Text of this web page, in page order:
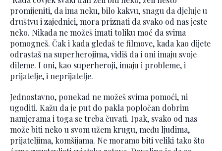
promijeniti, da ima neku, bilo kakvu, snagu da djeluje u
društvu i zajednici, mora priznati da svako od nas jeste
neko. Nikada ne možeš imati toliku moć da svima
pomogneš. Čak i kada gledaš te filmove, kada kao dijete
odrastaš na superherojima, vidiš da i oni imaju svoje
dileme. I oni, kao superheroji, imaju i probleme, i
prijatelje, i neprijatelje.
Jednostavno, ponekad ne možeš svima pomoći, ni
ugoditi. Kažu da je put do pakla popločan dobrim
namjerama i toga se treba čuvati. Ipak, svako od nas
može biti neko u svom užem krugu, među ljudima,
prijateljima, komšijama. Ne moramo biti veliki tako što